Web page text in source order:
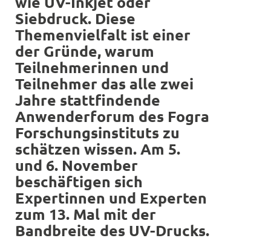
Siebdruck. Diese
Themenvielfalt ist einer
der Gründe, warum
Teilnehmerinnen und
Teilnehmer das alle zwei
Jahre stattfindende
Anwenderforum des Fogra
Forschungsinstituts zu
schätzen wissen. Am 5.
und 6. November
beschäftigen sich
Expertinnen und Experten
zum 13. Mal mit der
Bandbreite des UV-Drucks.